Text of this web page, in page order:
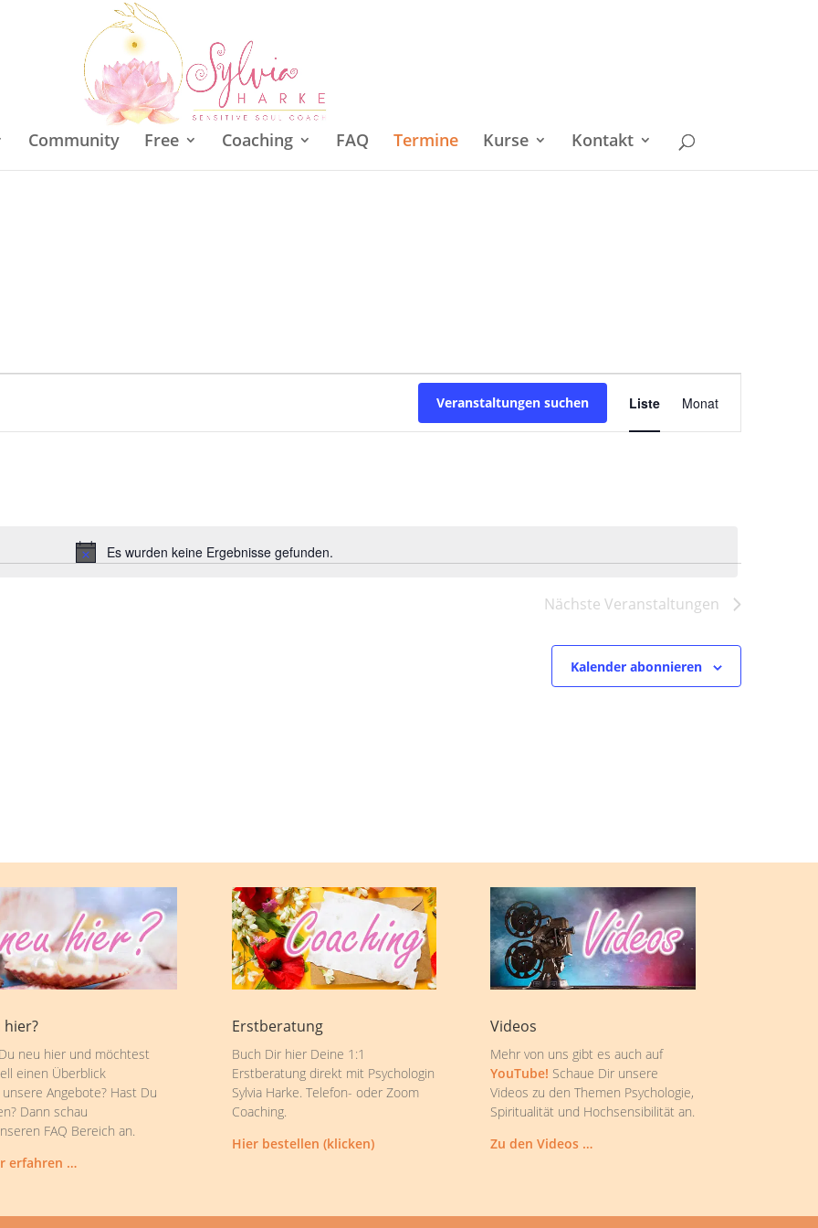
Community Free Coaching FAQ Termine Kurse Kontakt
Hinweis
Es wurden keine Ergebnisse gefunden.
Veranstaltungen suchen Ansichten-
Navigation
Liste Monat
Nächste Veranstaltungen
Kalender abonnieren
hier?
neu hier und möchtest
einen Überblick
Angebote? Hast Du
Dann schau
FAQ Bereich an.
erfahren …
Erstberatung
Buch Dir hier Deine 1:1
Erstberatung direkt mit Psychologin
Sylvia Harke. Telefon- oder Zoom
Coaching.
Hier bestellen (klicken)
Videos
Mehr von uns gibt es auch auf
YouTube! Schaue Dir unsere
Videos zu den Themen Psychologie,
Spiritualität und Hochsensibilität an.
Zu den Videos …